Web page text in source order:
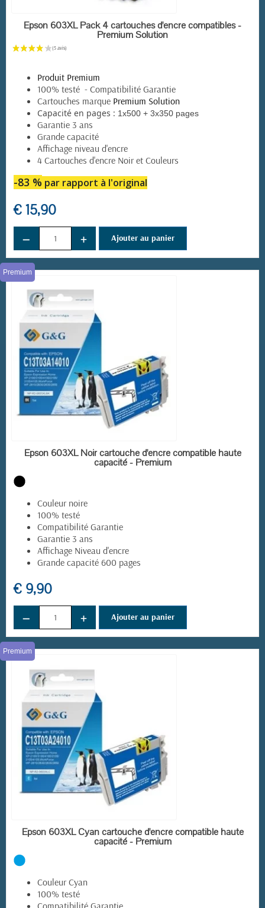
EN STOCK
Epson 603XL Pack 4 cartouches d'encre compatibles -
Premium Solution
Produit Premium
100% testé - Compatibilité Garantie
Cartouches marque Premium Solution
Capacité en pages : 1x500 + 3x350 pages
Garantie 3 ans
Grande capacité
Affichage niveau d'encre
4 Cartouches d'encre Noir et Couleurs
-83 % par rapport à l'original
€ 15,90
− + Ajouter au panier
EN STOCK
Premium
Epson 603XL Noir cartouche d'encre compatible haute
capacité - Premium
Couleur noire
100% testé
Compatibilité Garantie
Garantie 3 ans
Affichage Niveau d'encre
Grande capacité 600 pages
€ 9,90
− + Ajouter au panier
EN STOCK
Premium
Epson 603XL Cyan cartouche d'encre compatible haute
capacité - Premium
Couleur Cyan
100% testé
Compatibilité Garantie